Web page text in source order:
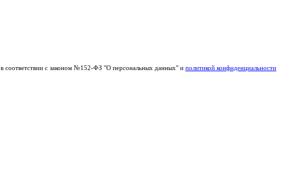
в соответствии с законом №152-ФЗ "О персональных данных" и политикой конфиденциальности